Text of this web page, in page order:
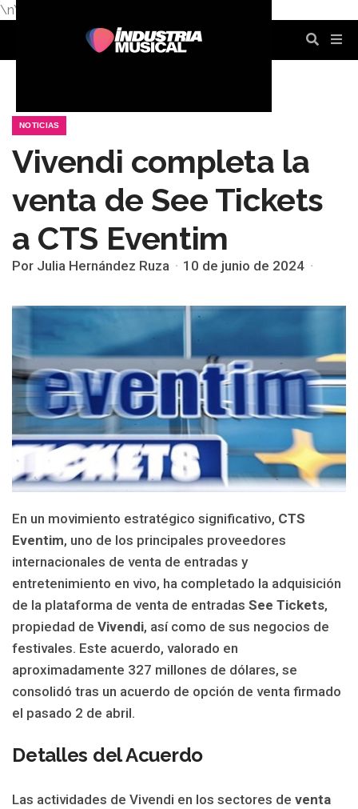
\n\n
NOTICIAS
Vivendi completa la
venta de See Tickets
a CTS Eventim
Por Julia Hernández Ruza 10 de junio de 2024
En un movimiento estratégico significativo, CTS
Eventim, uno de los principales proveedores
internacionales de venta de entradas y
entretenimiento en vivo, ha completado la adquisición
de la plataforma de venta de entradas See Tickets,
propiedad de Vivendi, así como de sus negocios de
festivales. Este acuerdo, valorado en
aproximadamente 327 millones de dólares, se
consolidó tras un acuerdo de opción de venta firmado
el pasado 2 de abril.
Detalles del Acuerdo
Las actividades de Vivendi en los sectores de venta